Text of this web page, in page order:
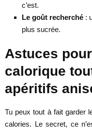
c’est.
Le goût recherché :
plus sucrée.
Astuces
calorique
apéritifs
Tu peux tout à fait garder
calories. Le secret, ce